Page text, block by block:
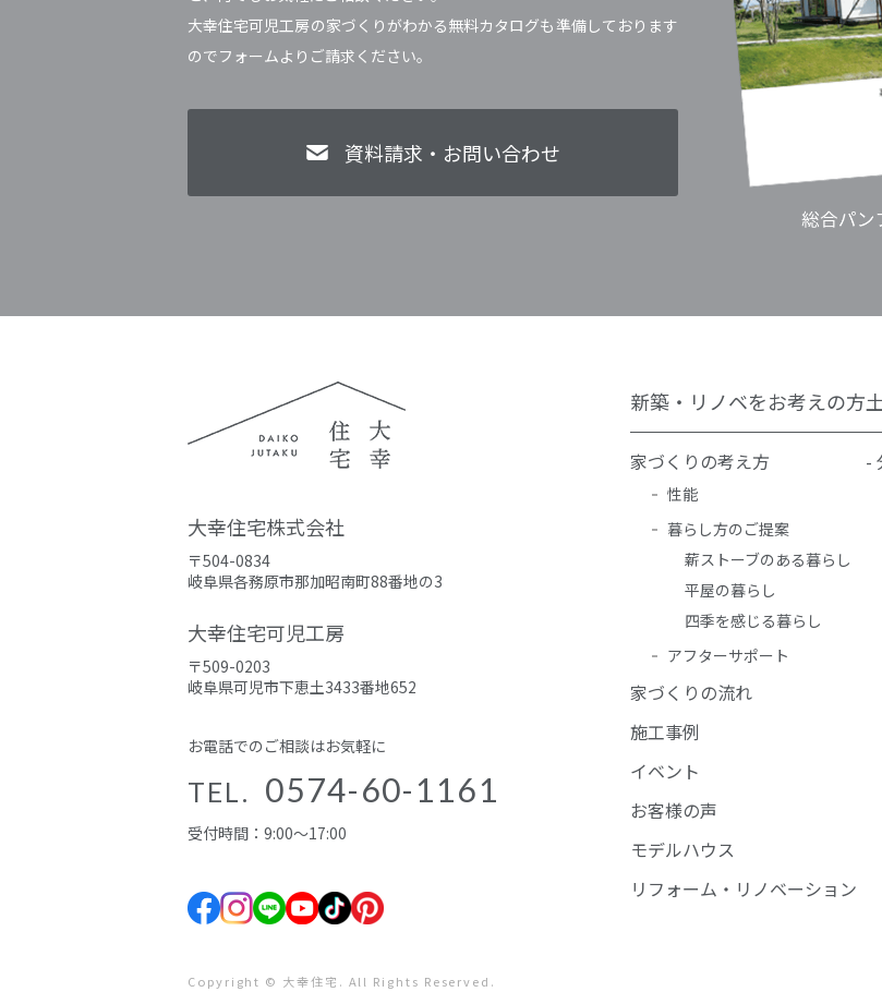
大幸住宅可児工房の家づくりがわかる無料カタログも準備しております
のでフォームよりご請求ください。
資料請求・お問い合わせ
大幸住宅株式会社
〒504-0834
岐阜県各務原市那加昭南町88番地の3
大幸住宅可児工房
〒509-0203
岐阜県可児市下恵土3433番地652
お電話でのご相談はお気軽に
TEL. 0574-60-1161
受付時間：9:00～17:00
新築・リノベをお考えの方
家づくりの考え方
性能
暮らし方のご提案
薪ストーブのある暮らし
平屋の暮らし
四季を感じる暮らし
アフターサポート
家づくりの流れ
施工事例
イベント
お客様の声
モデルハウス
リフォーム・リノベーション
-
Copyright © 大幸住宅. All Rights Reserved.